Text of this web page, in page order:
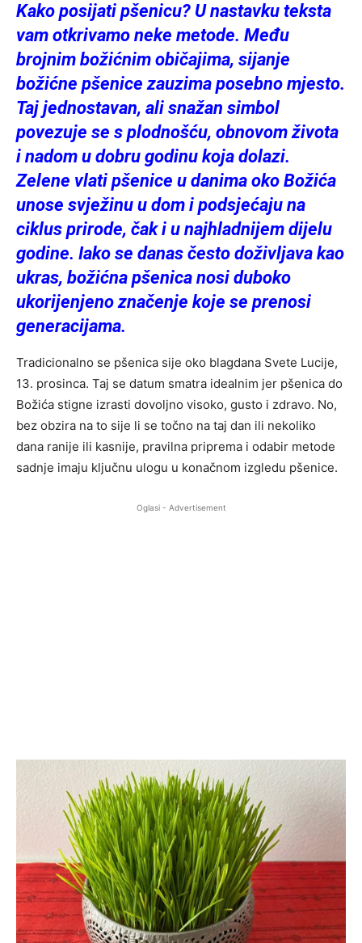
Kako posijati pšenicu? U nastavku teksta
vam otkrivamo neke metode. Među
brojnim božićnim običajima, sijanje
božićne pšenice zauzima posebno mjesto.
Taj jednostavan, ali snažan simbol
povezuje se s plodnošću, obnovom života
i nadom u dobru godinu koja dolazi.
Zelene vlati pšenice u danima oko Božića
unose svježinu u dom i podsjećaju na
ciklus prirode, čak i u najhladnijem dijelu
godine. Iako se danas često doživljava kao
ukras, božićna pšenica nosi duboko
ukorijenjeno značenje koje se prenosi
generacijama.
Tradicionalno se pšenica sije oko blagdana Svete Lucije,
13. prosinca. Taj se datum smatra idealnim jer pšenica do
Božića stigne izrasti dovoljno visoko, gusto i zdravo. No,
bez obzira na to sije li se točno na taj dan ili nekoliko
dana ranije ili kasnije, pravilna priprema i odabir metode
sadnje imaju ključnu ulogu u konačnom izgledu pšenice.
Oglasi - Advertisement